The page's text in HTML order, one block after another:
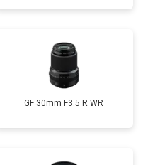
GF 30mm F3.5 R WR